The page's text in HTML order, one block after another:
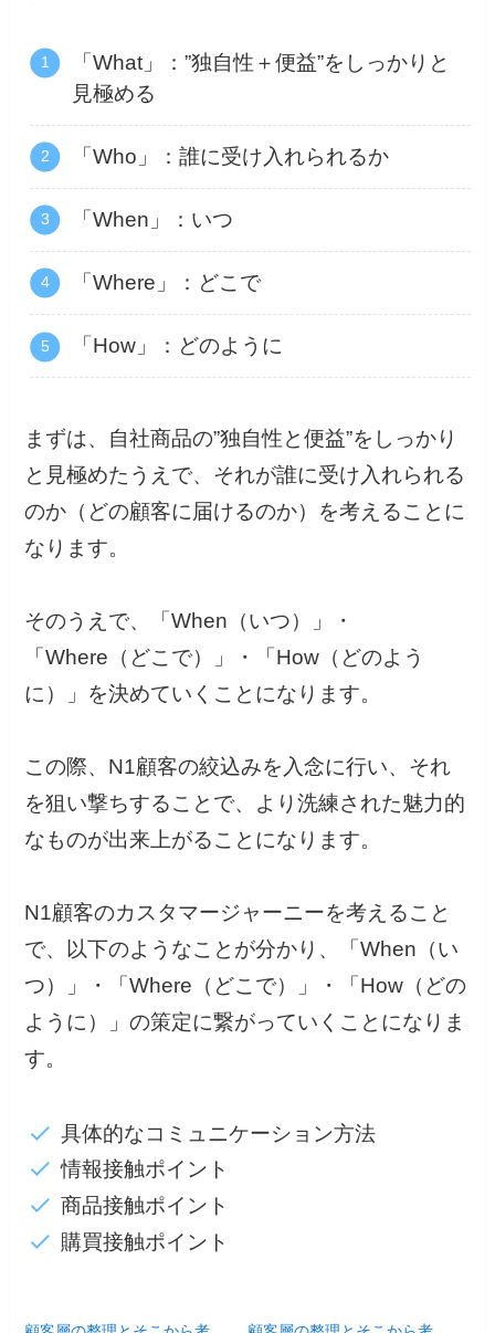
「What」：”独自性＋便益”をしっかりと
見極める
「Who」：誰に受け入れられるか
「When」：いつ
「Where」：どこで
「How」：どのように
まずは、自社商品の”独自性と便益”をしっかり
と見極めたうえで、それが誰に受け入れられる
のか（どの顧客に届けるのか）を考えることに
なります。
そのうえで、「When（いつ）」・
「Where（どこで）」・「How（どのよう
に）」を決めていくことになります。
この際、N1顧客の絞込みを入念に行い、それ
を狙い撃ちすることで、より洗練された魅力的
なものが出来上がることになります。
N1顧客のカスタマージャーニーを考えること
で、以下のようなことが分かり、「When（い
つ）」・「Where（どこで）」・「How（どの
ように）」の策定に繋がっていくことになりま
す。
具体的なコミュニケーション方法
情報接触ポイント
商品接触ポイント
購買接触ポイント